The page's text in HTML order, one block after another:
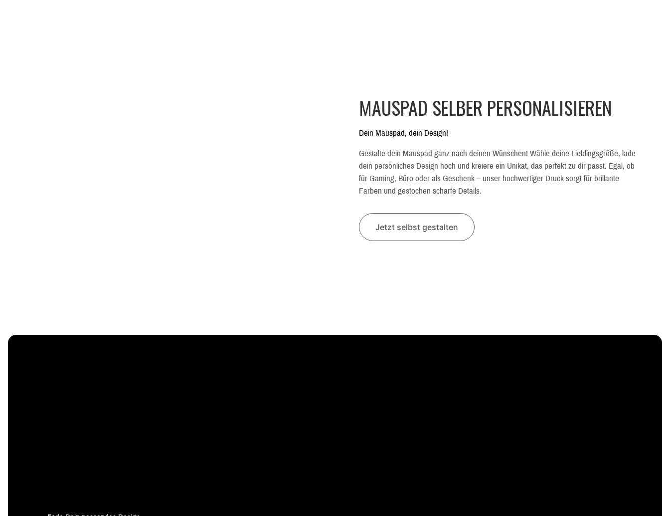
MAUSPAD SELBER PERSONALISIEREN
Dein Mauspad, dein Design!
Gestalte dein Mauspad ganz nach deinen Wünschen! Wähle deine Lieblingsgröße, lade
dein persönliches Design hoch und kreiere ein Unikat, das perfekt zu dir passt. Egal, ob
für Gaming, Büro oder als Geschenk – unser hochwertiger Druck sorgt für brillante
Farben und gestochen scharfe Details.
Jetzt selbst gestalten